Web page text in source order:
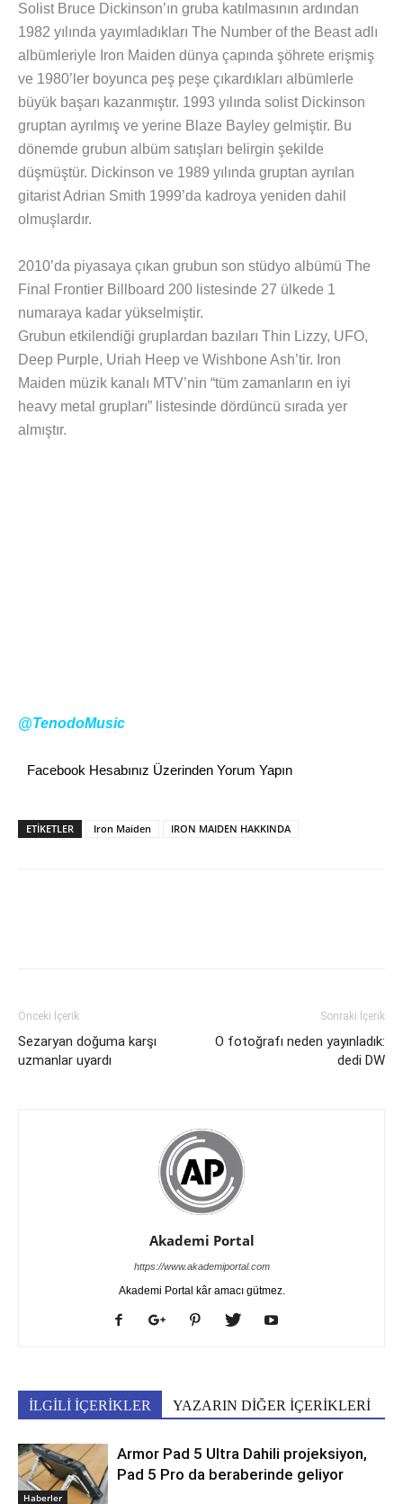
Solist Bruce Dickinson’ın gruba katılmasının ardından
1982 yılında yayımladıkları The Number of the Beast adlı
albümleriyle Iron Maiden dünya çapında şöhrete erişmiş
ve 1980’ler boyunca peş peşe çıkardıkları albümlerle
büyük başarı kazanmıştır. 1993 yılında solist Dickinson
gruptan ayrılmış ve yerine Blaze Bayley gelmiştir. Bu
dönemde grubun albüm satışları belirgin şekilde
düşmüştür. Dickinson ve 1989 yılında gruptan ayrılan
gitarist Adrian Smith 1999’da kadroya yeniden dahil
olmuşlardır.
2010’da piyasaya çıkan grubun son stüdyo albümü The
Final Frontier Billboard 200 listesinde 27 ülkede 1
numaraya kadar yükselmiştir.
Grubun etkilendiği gruplardan bazıları Thin Lizzy, UFO,
Deep Purple, Uriah Heep ve Wishbone Ash’tir. Iron
Maiden müzik kanalı MTV’nin “tüm zamanların en iyi
heavy metal grupları” listesinde dördüncü sırada yer
almıştır.
@TenodoMusic
Facebook Hesabınız Üzerinden Yorum Yapın
ETİKETLER Iron Maiden IRON MAIDEN HAKKINDA
Önceki İçerik
Sezaryan doğuma karşı
uzmanlar uyardı
Sonraki İçerik
O fotoğrafı neden yayınladık:
dedi DW
Akademi Portal
https://www.akademiportal.com
Akademi Portal kâr amacı gütmez.
İLGİLİ İÇERİKLER YAZARIN DİĞER İÇERİKLERİ
Haberler
Armor Pad 5 Ultra Dahili projeksiyon,
Pad 5 Pro da beraberinde geliyor